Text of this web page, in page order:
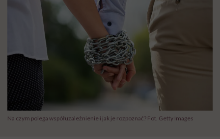
Na czym polega współuzależnienie i jak je rozpoznać? Fot. Getty Images